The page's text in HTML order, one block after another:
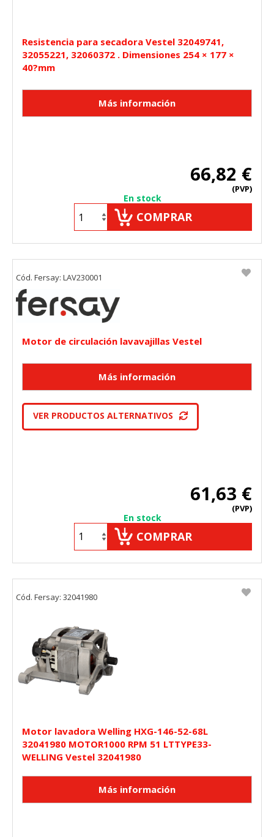
Resistencia para secadora Vestel 32049741,
32055221, 32060372 . Dimensiones 254 × 177 ×
40?mm
66,82 €
(PVP)
En stock
COMPRAR
Motor de circulación lavavajillas Vestel
VER PRODUCTOS ALTERNATIVOS
61,63 €
(PVP)
En stock
COMPRAR
Cód. Fersay: LAV230001
Motor lavadora Welling HXG-146-52-68L
32041980 MOTOR1000 RPM 51 LTTYPE33-
WELLING Vestel 32041980
Cód. Fersay: 32041980